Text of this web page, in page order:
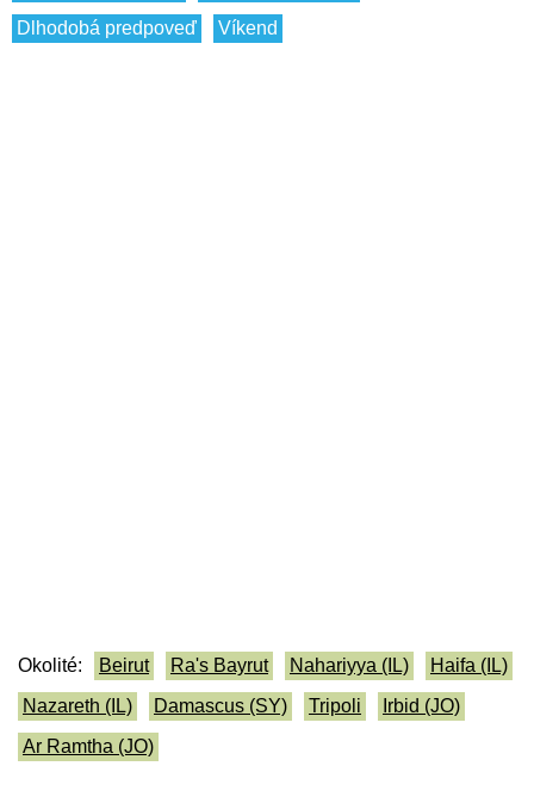
Dlhodobá predpoveď
Víkend
Okolité: Beirut Ra's Bayrut Nahariyya (IL)
Haifa (IL)
Nazareth (IL)
Damascus (SY) Tripoli
Irbid (JO)
Ar Ramtha (JO)